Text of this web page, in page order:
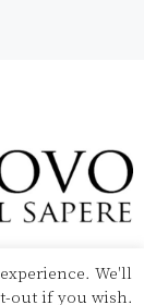
by Pipool
We'll
out if you wish.